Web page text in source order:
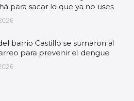
para sacar lo que ya no uses
barrio Castillo se sumaron al
para prevenir el dengue